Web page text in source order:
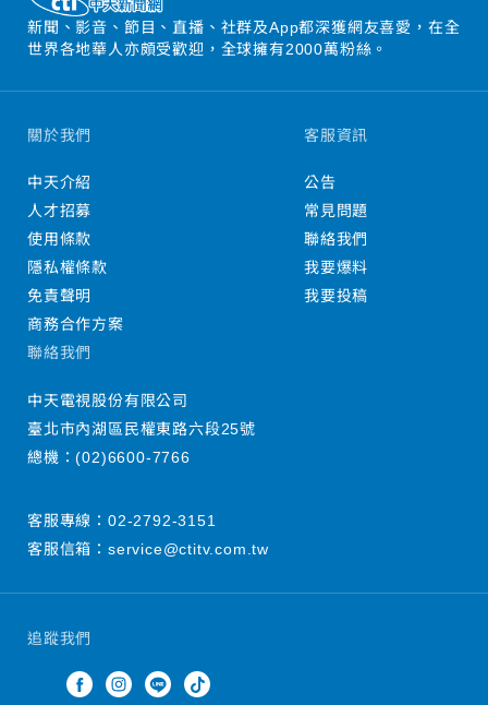
新聞、影音、節目、直播、社群及App都深獲網友喜愛，在全
世界各地華人亦頗受歡迎，全球擁有2000萬粉絲。
追蹤我們
關於我們
中天介紹
人才招募
使用條款
隱私權條款
免責聲明
商務合作方案
客服資訊
公告
常見問題
聯絡我們
我要爆料
我要投稿
聯絡我們
中天電視股份有限公司
臺北市內湖區民權東路六段25號
總機：(02)6600-7766
客服專線： 02-2792-3151
客服信箱： service@ctitv.com.tw